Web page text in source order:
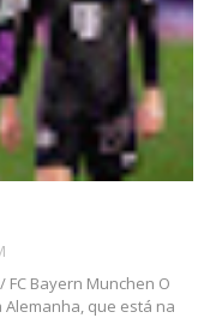
Bayern Munchen O
que está na